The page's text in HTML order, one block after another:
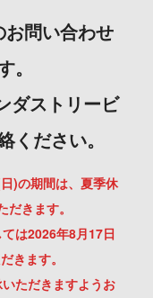
問い合わせ
。
ダストリービ
ください。
)の期間は、夏季休
きます。
は2026年8月17日
きます。
ただきますようお